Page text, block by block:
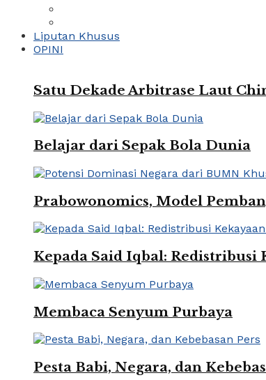
Liputan Khusus
OPINI
Satu Dekade Arbitrase Laut
Belajar dari Sepak Bola Dunia
Prabowonomics, Model
Kepada Said Iqbal: Redistribusi
Membaca Senyum Purbaya
Pesta Babi, Negara, dan